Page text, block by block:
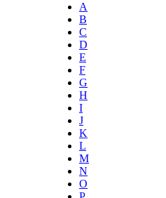
A
B
C
D
E
F
G
H
I
J
K
L
M
N
O